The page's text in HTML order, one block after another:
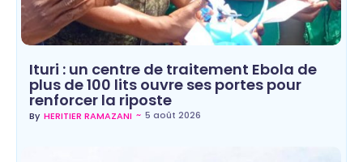
Ituri : un centre de traitement Ebola de
plus de 100 lits ouvre ses portes pour
renforcer la riposte
By HERITIER RAMAZANI ~ 5 août 2026